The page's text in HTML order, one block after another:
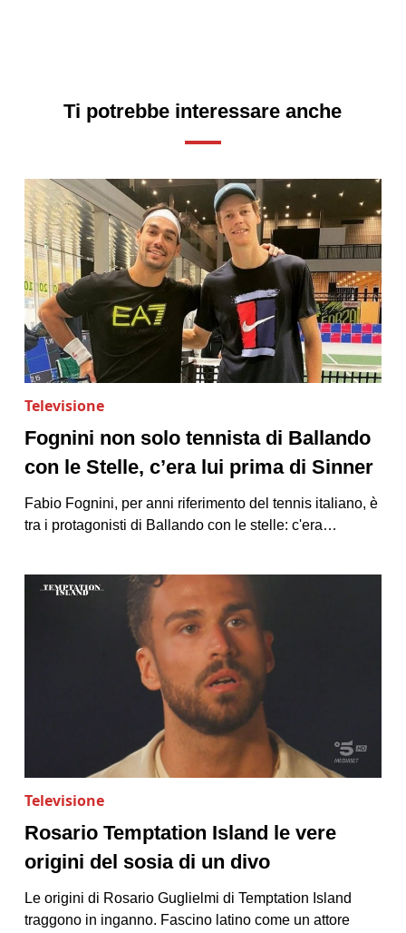
Ti potrebbe interessare anche
Televisione
Fognini non solo tennista di Ballando
con le Stelle, c’era lui prima di Sinner
Fabio Fognini, per anni riferimento del tennis italiano, è
tra i protagonisti di Ballando con le stelle: c'era…
Televisione
Rosario Temptation Island le vere
origini del sosia di un divo
Le origini di Rosario Guglielmi di Temptation Island
traggono in inganno. Fascino latino come un attore